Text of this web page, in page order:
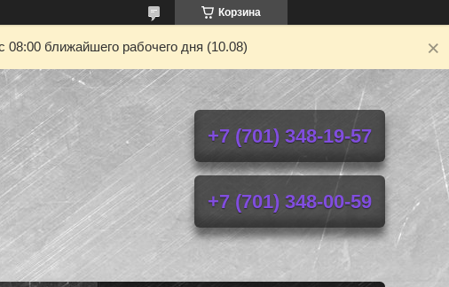
Корзина
ближайшего рабочего дня (10.08)
+7 (701) 348-19-57
+7 (701) 348-00-59